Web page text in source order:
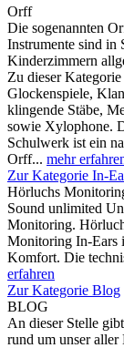
Orff
Die sogenannten
Instrumente sind in
Kinderzimmern
Zu dieser
Glockenspiele,
klingende Stäbe,
sowie Xylophone.
Schulwerk ist ein
Orff... mehr
Zur Kategorie In-
Hörluchs
Sound unlimited
Monitoring.
Monitoring In-Ears
Komfort. Die
erfahren
Zur Kategorie Blog
BLOG
An dieser Stelle
rund um unser